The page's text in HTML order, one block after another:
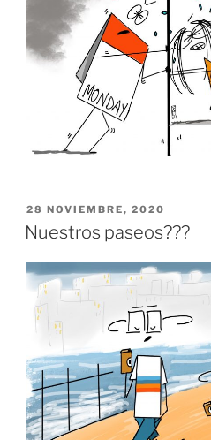
PUBLICADO
EL
28 NOVIEMBRE, 2020
Nuestros paseos???